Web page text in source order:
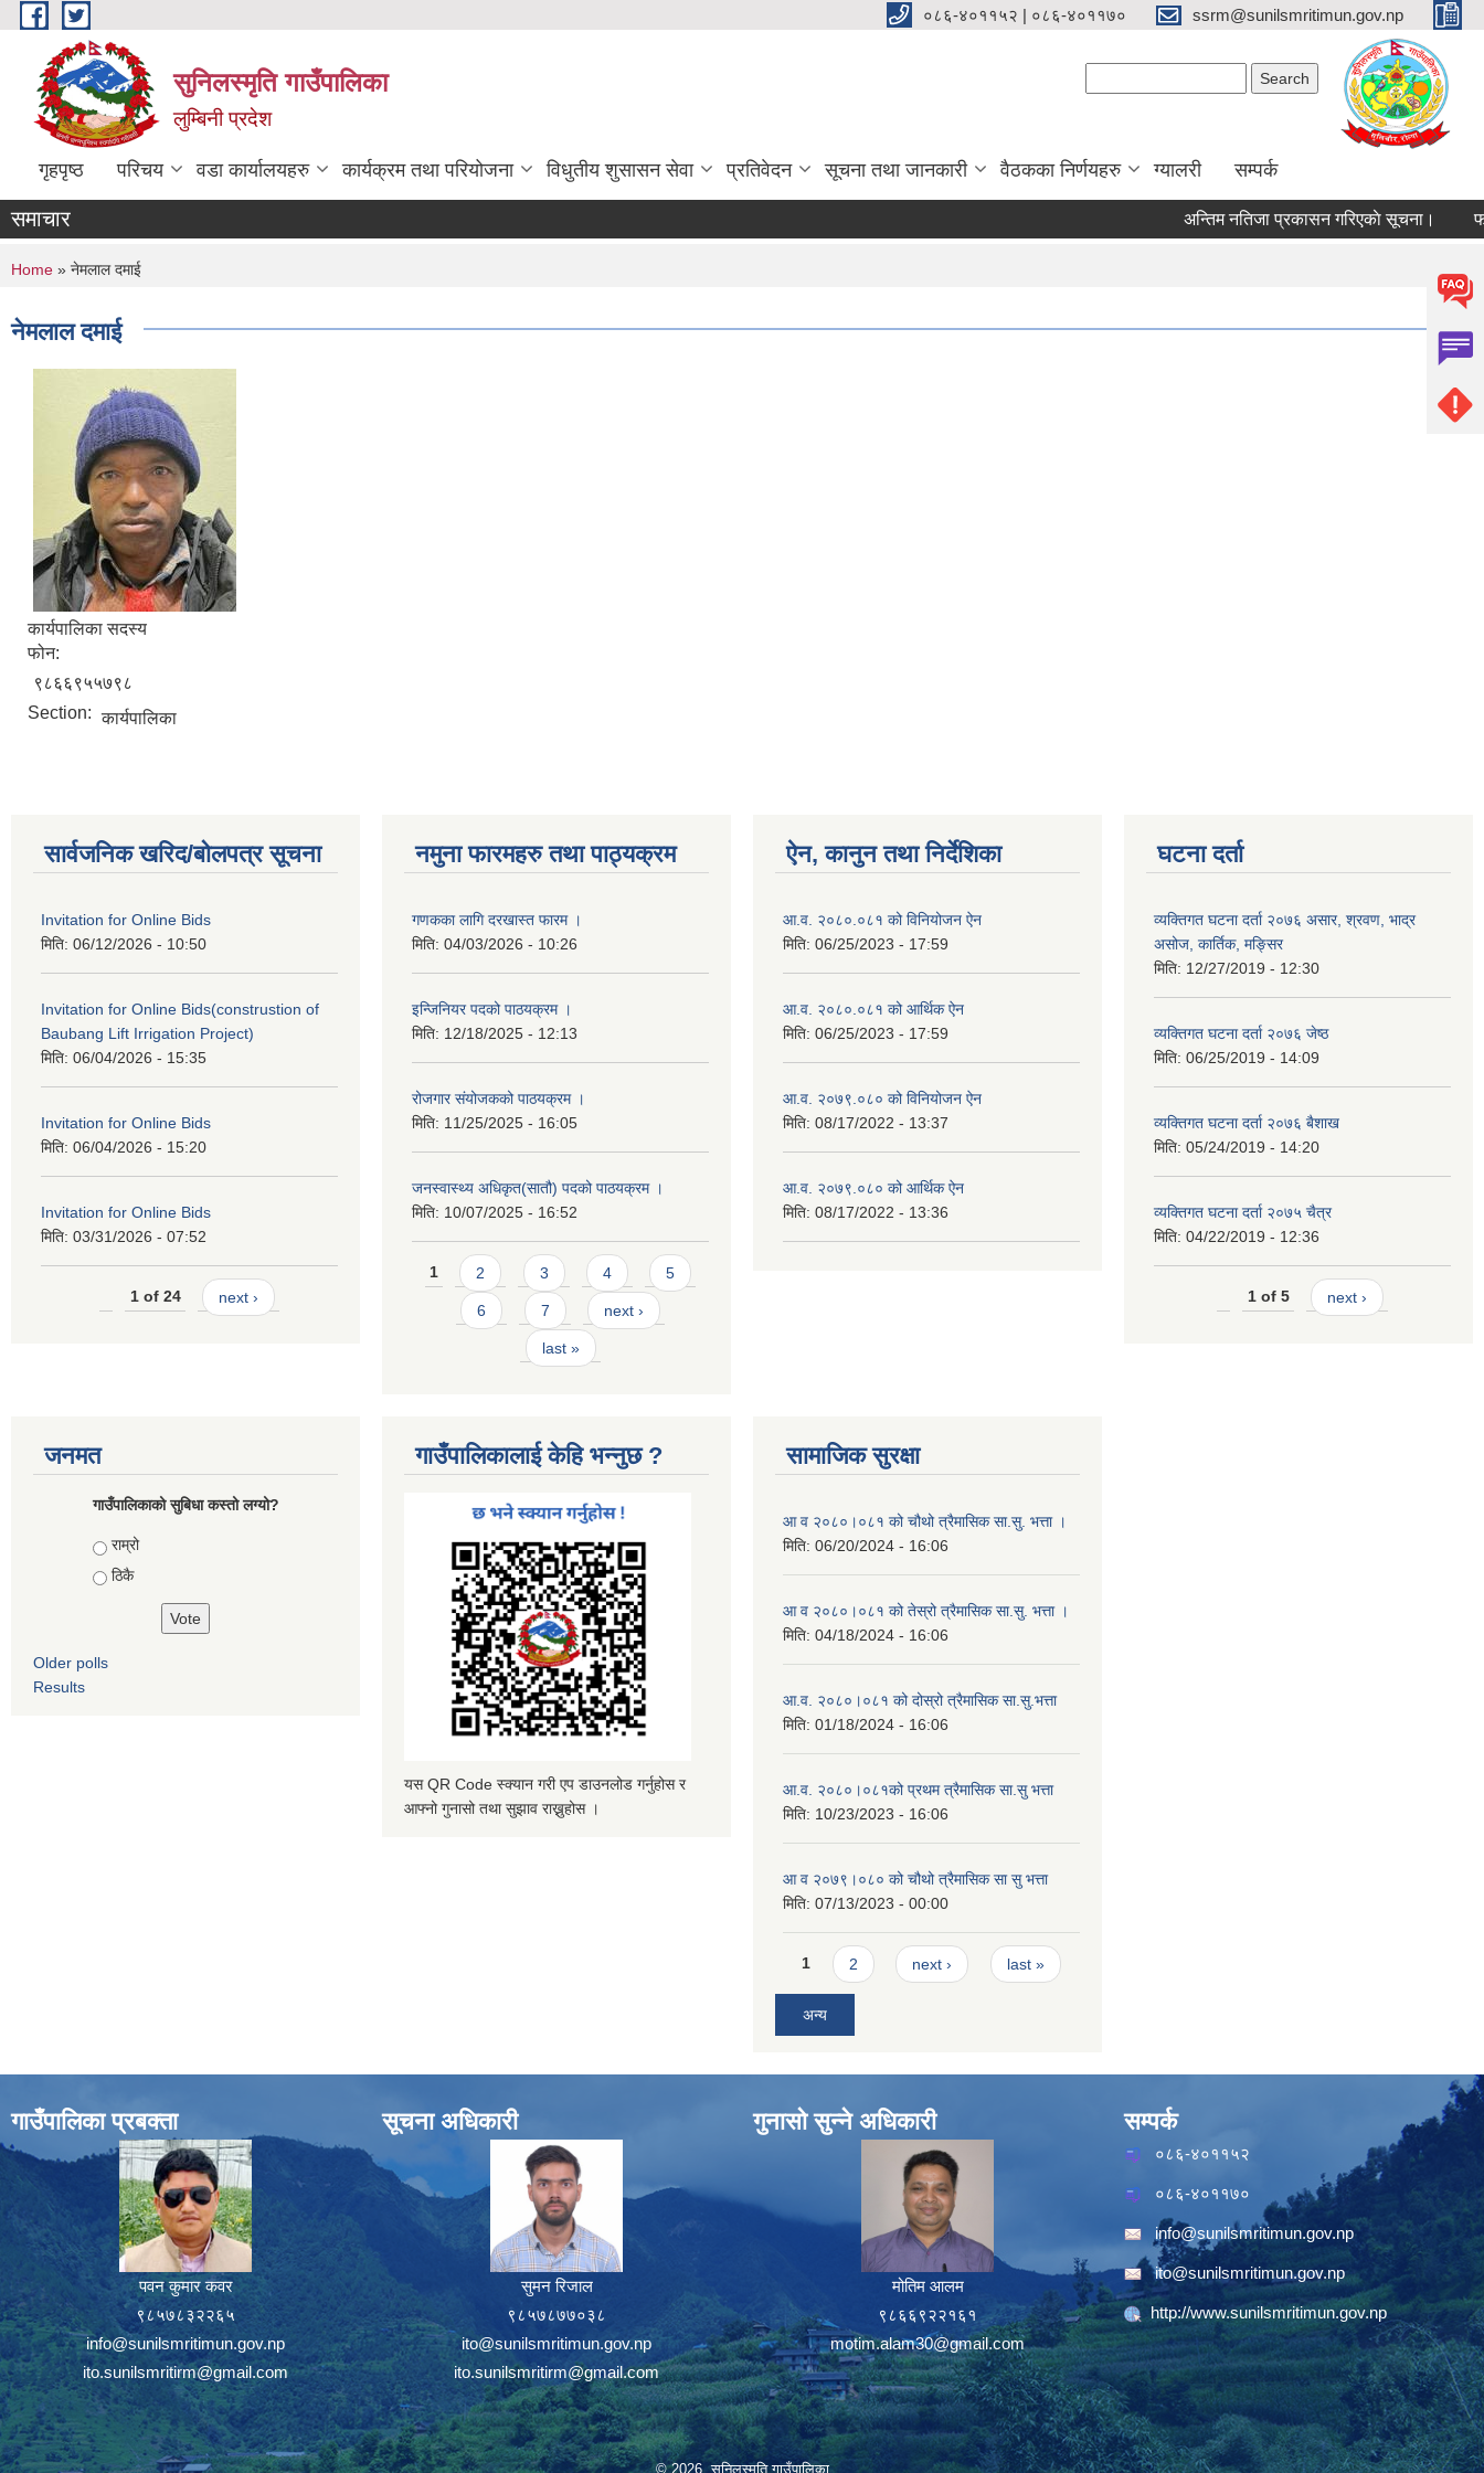
Skip to main content ०८६-४०११५२ | ०८६-४०११७० ssrm@sunilsmritimun.gov.np
सुनिलस्मृति गाउँपालिका
लुम्बिनी प्रदेश
गृहपृष्ठ परिचय वडा कार्यालयहरु कार्यक्रम तथा परियोजना विधुतीय शुसासन सेवा प्रतिवेदन सूचना तथा जानकारी वैठकका निर्णयहरु ग्यालरी सम्पर्क
समाचार अन्तिम नतिजा प्रकासन गरिएकाे सूचना।
You are here
Home » नेमलाल दमाई
नेमलाल दमाई
कार्यपालिका सदस्य
फोन:
९८६६९५५७९८
Section: कार्यपालिका
सार्वजनिक खरिद/बोलपत्र सूचना
Invitation for Online Bids
मिति: 06/12/2026 - 10:50
Invitation for Online Bids(construstion of
Baubang Lift Irrigation Project)
मिति: 06/04/2026 - 15:35
Invitation for Online Bids
मिति: 06/04/2026 - 15:20
Invitation for Online Bids
मिति: 03/31/2026 - 07:52
1 of 24 next ›
नमुना फारमहरु तथा पाठ्यक्रम
गणकका लागि दरखास्त फारम ।
मिति: 04/03/2026 - 10:26
इन्जिनियर पदको पाठयक्रम ।
मिति: 12/18/2025 - 12:13
रोजगार संयोजकको पाठयक्रम ।
मिति: 11/25/2025 - 16:05
जनस्वास्थ्य अधिकृत(सातौ) पदको पाठयक्रम ।
मिति: 10/07/2025 - 16:52
Pages
1 2 3 4 5
6 7 next ›
last »
ऐन, कानुन तथा निर्देशिका
आ.व. २०८०.०८१ को विनियोजन ऐन
मिति: 06/25/2023 - 17:59
आ.व. २०८०.०८१ को आर्थिक ऐन
मिति: 06/25/2023 - 17:59
आ.व. २०७९.०८० को विनियोजन ऐन
मिति: 08/17/2022 - 13:37
आ.व. २०७९.०८० को आर्थिक ऐन
मिति: 08/17/2022 - 13:36
घटना दर्ता
व्यक्तिगत घटना दर्ता २०७६ असार, श्रवण, भाद्र
असोज, कार्तिक, मङ्सिर
मिति: 12/27/2019 - 12:30
व्यक्तिगत घटना दर्ता २०७६ जेष्ठ
मिति: 06/25/2019 - 14:09
व्यक्तिगत घटना दर्ता २०७६ बैशाख
मिति: 05/24/2019 - 14:20
व्यक्तिगत घटना दर्ता २०७५ चैत्र
मिति: 04/22/2019 - 12:36
1 of 5 next ›
जनमत
गाउँपालिकाको सुबिधा कस्तो लग्यो?
Choices
राम्रो
ठिकै
Older polls
Results
गाउँपालिकालाई केहि भन्नुछ ?
यस QR Code स्क्यान गरी एप डाउनलोड गर्नुहोस र
आफ्नो गुनासो तथा सुझाव राख्नुहोस ।
सामाजिक सुरक्षा
आ व २०८०।०८१ को चौथो त्रैमासिक सा.सु. भत्ता ।
मिति: 06/20/2024 - 16:06
आ व २०८०।०८१ को तेस्रो त्रैमासिक सा.सु. भत्ता ।
मिति: 04/18/2024 - 16:06
आ.व. २०८०।०८१ को दोस्रो त्रैमासिक सा.सु.भत्ता
मिति: 01/18/2024 - 16:06
आ.व. २०८०।०८१को प्रथम त्रैमासिक सा.सु भत्ता
मिति: 10/23/2023 - 16:06
आ व २०७९।०८० को चौथो त्रैमासिक सा सु भत्ता
मिति: 07/13/2023 - 00:00
Pages
1 2 next › last »
अन्य
गाउँपालिका प्रबक्ता
पवन कुमार कवर
९८५७८३२२६५
info@sunilsmritimun.gov.np
ito.sunilsmritirm@gmail.com
सूचना अधिकारी
सुमन रिजाल
९८५७८७७०३८
ito@sunilsmritimun.gov.np
ito.sunilsmritirm@gmail.com
गुनासो सुन्ने अधिकारी
मोतिम आलम
९८६६९२२१६१
motim.alam30@gmail.com
सम्पर्क
०८६-४०११५२
०८६-४०११७०
info@sunilsmritimun.gov.np
ito@sunilsmritimun.gov.np
http://www.sunilsmritimun.gov.np
© 2026 सुनिलस्मृति गाउँपालिका